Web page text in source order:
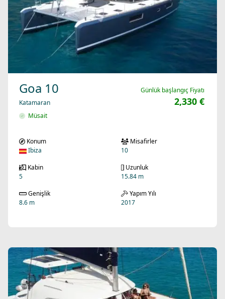
Goa 10
Katamaran
Müsait
2,330 €
Ibiza
10
5
15.84 m
8.6 m
2017